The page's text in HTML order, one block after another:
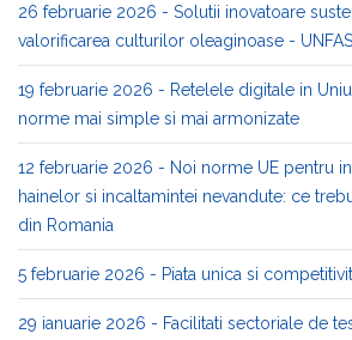
26 februarie 2026 - Solutii inovatoare
valorificarea culturilor oleaginoase -
19 februarie 2026 - Retelele digitale in
norme mai simple si mai armonizate
12 februarie 2026 - Noi norme UE pentru
hainelor si incaltamintei nevandute: ce
din Romania
5 februarie 2026 - Piata unica si
29 ianuarie 2026 - Facilitati sectoriale de